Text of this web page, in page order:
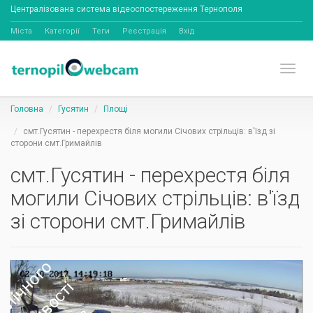
Централізована система відеоспостереження Тернополя
Міста Категорії Теги Реєстрація Вхід
Головна Гусятин Площі
смт.Гусятин - перехрестя біля могили Січових стрільців: в'їзд зі
сторони смт.Гримайлів
смт.Гусятин - перехрестя біля
могили Січових стрільців: в'їзд
зі сторони смт.Гримайлів